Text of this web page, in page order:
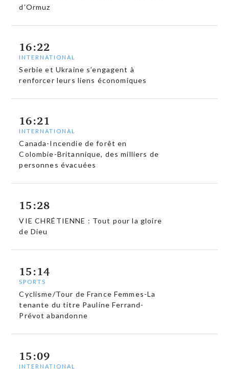
d’Ormuz
16:22
INTERNATIONAL
Serbie et Ukraine s’engagent à
renforcer leurs liens économiques
16:21
INTERNATIONAL
Canada-Incendie de forêt en
Colombie-Britannique, des milliers de
personnes évacuées
15:28
VIE CHRÉTIENNE : Tout pour la gloire
de Dieu
15:14
SPORTS
Cyclisme/Tour de France Femmes-La
tenante du titre Pauline Ferrand-
Prévot abandonne
15:09
INTERNATIONAL